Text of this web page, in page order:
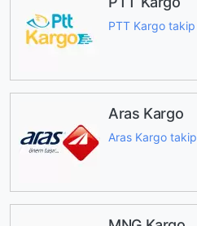
PTT Kargo takip
Aras Kargo
Aras Kargo takip